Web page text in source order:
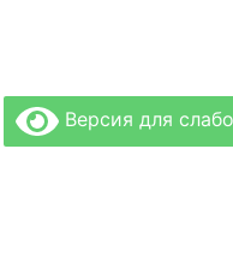
Версия для